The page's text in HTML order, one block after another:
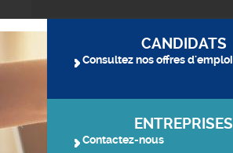
CANDIDATS
Consultez nos offres d'emploi
ENTREPRISES
Contactez-nous